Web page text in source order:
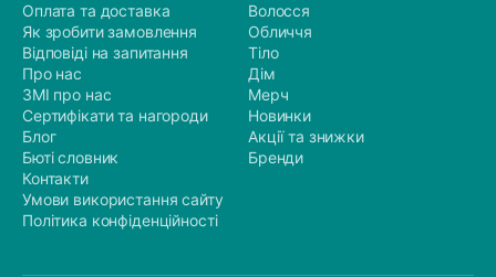
Оплата та доставка
Як зробити замовлення
Відповіді на запитання
Про нас
ЗМІ про нас
Сертифікати та нагороди
Блог
Бюті словник
Контакти
Умови використання сайту
Політика конфіденційності
Волосся
Обличчя
Тіло
Дім
Мерч
Новинки
Акції та знижки
Бренди